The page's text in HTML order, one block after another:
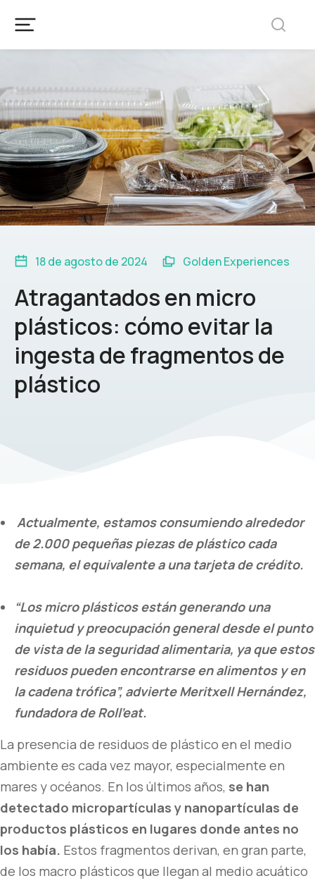
18 de agosto de 2024 Golden Experiences
Atragantados en micro
plásticos: cómo evitar la
ingesta de fragmentos de
plástico
Actualmente, estamos consumiendo alrededor
de 2.000 pequeñas piezas de plástico cada
semana, el equivalente a una tarjeta de crédito.
“Los micro plásticos están generando una
inquietud y preocupación general desde el punto
de vista de la seguridad alimentaria, ya que estos
residuos pueden encontrarse en alimentos y en
la cadena trófica”, advierte Meritxell Hernández,
fundadora de Roll’eat.
La presencia de residuos de plástico en el medio
ambiente es cada vez mayor, especialmente en
mares y océanos. En los últimos años, se han
detectado micropartículas y nanopartículas de
productos plásticos en lugares donde antes no
los había. Estos fragmentos derivan, en gran parte,
de los macro plásticos que llegan al medio acuático